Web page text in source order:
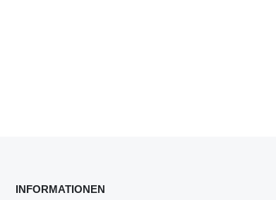
INFORMATIONEN